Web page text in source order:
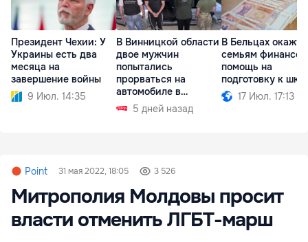
Президент Чехии: У
Украины есть два
месяца на
завершение войны
9 Июл. 14:35
В Винницкой области
двое мужчин
попытались
прорваться на
автомобиле в
Молдову
5 дней назад
В Бельцах окажут
семьям
помощь на
подготовку к
17 Июл. 17:13
Point 31 мая 2022, 18:05 3 526
Митрополия Молдовы просит
власти отменить ЛГБТ-марш